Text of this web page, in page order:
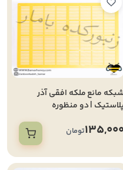
شبکه مانع ملکه افقی آذر
پلاستیک | دو منظوره
135,000تومان